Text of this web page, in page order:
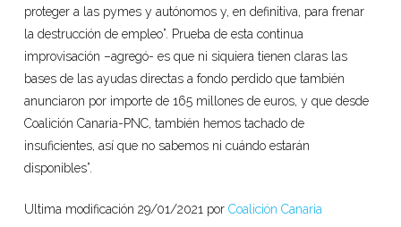
proteger a las pymes y autónomos y, en definitiva, para frenar
la destrucción de empleo”. Prueba de esta continua
improvisación –agregó- es que ni siquiera tienen claras las
bases de las ayudas directas a fondo perdido que también
anunciaron por importe de 165 millones de euros, y que desde
Coalición Canaria-PNC, también hemos tachado de
insuficientes, así que no sabemos ni cuándo estarán
disponibles”.
Ultima modificación 29/01/2021 por Coalición Canaria